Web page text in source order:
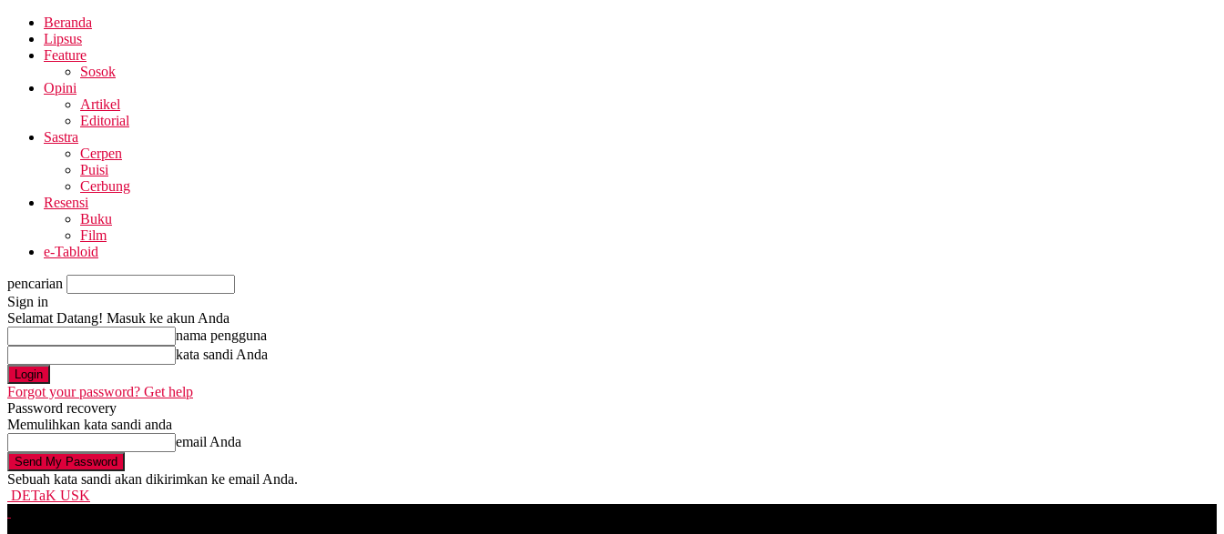
Beranda
Lipsus
Feature
Sosok
Opini
Artikel
Editorial
Sastra
Cerpen
Puisi
Cerbung
Resensi
Buku
Film
e-Tabloid
pencarian
Sign in
Selamat Datang! Masuk ke akun Anda
nama pengguna
kata sandi Anda
Forgot your password? Get help
Password recovery
Memulihkan kata sandi anda
email Anda
Sebuah kata sandi akan dikirimkan ke email Anda.
DETaK USK